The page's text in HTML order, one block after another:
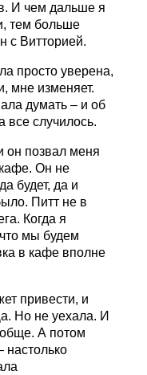
И чем дальше я
тем больше
с Витторией.
просто уверена,
мне изменяет.
думать – и об
все случилось.
он позвал меня
Он не
будет, да и
Питт не в
Когда я
мы будем
в кафе вполне
привести, и
Но не уехала. И
А потом
настолько